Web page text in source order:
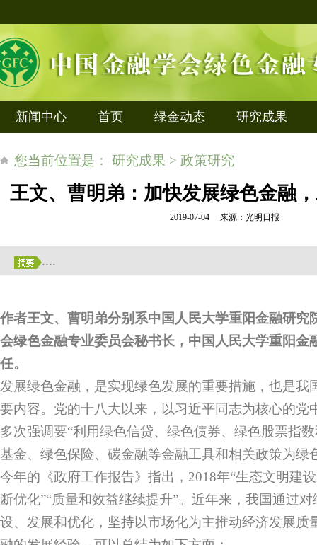
新闻中心 首页 绿金动态 研究成果
您当前位置是： 研究成果 > 政策研究
王文、曹明弟：加快发展绿色金融
2019-07-04 来源：光明日报
....
作者王文、曹明弟分别系中国人民大学重阳金融研究
会绿色金融专业委员会秘书长，中国人民大学重阳金
任。
发展绿色金融，是实现绿色发展的重要措施，也是我
要内容。党的十八大以来，以习近平同志为核心的党
多次强调要“利用绿色信贷、绿色债券、绿色股票指
基金、绿色保险、碳金融等金融工具和相关政策为绿
今年的《政府工作报告》指出，2018年“生态文明建
断优化”“质量和效益继续提升”。近年来，我国通过
设、发展和优化，坚持以市场化为主推动经济发展质